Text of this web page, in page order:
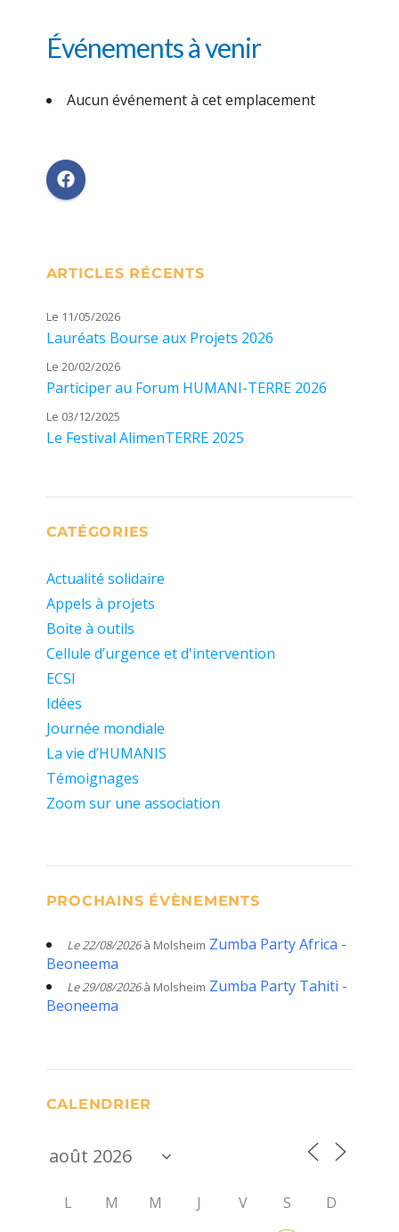
Événements à venir
Aucun événement à cet emplacement
ARTICLES RÉCENTS
Le 11/05/2026
Lauréats Bourse aux Projets 2026
Le 20/02/2026
Participer au Forum HUMANI-TERRE 2026
Le 03/12/2025
Le Festival AlimenTERRE 2025
CATÉGORIES
Actualité solidaire
Appels à projets
Boite à outils
Cellule d’urgence et d'intervention
ECSI
Idées
Journée mondiale
La vie d’HUMANIS
Témoignages
Zoom sur une association
PROCHAINS ÉVÈNEMENTS
Le 22/08/2026à Molsheim Zumba Party Africa -
Beoneema
Le 29/08/2026à Molsheim Zumba Party Tahiti -
Beoneema
CALENDRIER
L M M J V S D